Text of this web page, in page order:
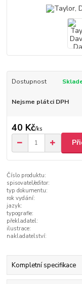
Dostupnost
Nejsme plátci DPH
40 Kč/ks
Číslo produktu:
spisovatel/editor:
typ dokumentu:
rok vydání:
jazyk:
typografie:
překladatel:
ilustrace:
nakladatelství:
Kompletní specifikace